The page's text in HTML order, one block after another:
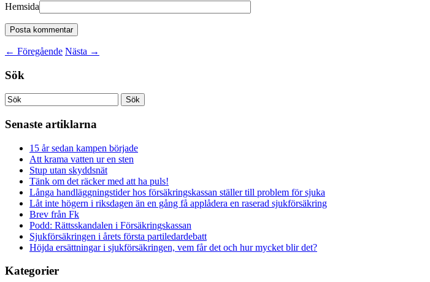
Hemsida
← Föregående Nästa →
Sök
Senaste artiklarna
15 år sedan kampen började
Att krama vatten ur en sten
Stup utan skyddsnät
Tänk om det räcker med att ha puls!
Långa handläggningstider hos försäkringskassan ställer till problem för sjuka
Låt inte högern i riksdagen än en gång få applådera en raserad sjukförsäkring
Brev från Fk
Podd: Rättsskandalen i Försäkringskassan
Sjukförsäkringen i årets första partiledardebatt
Höjda ersättningar i sjukförsäkringen, vem får det och hur mycket blir det?
Kategorier